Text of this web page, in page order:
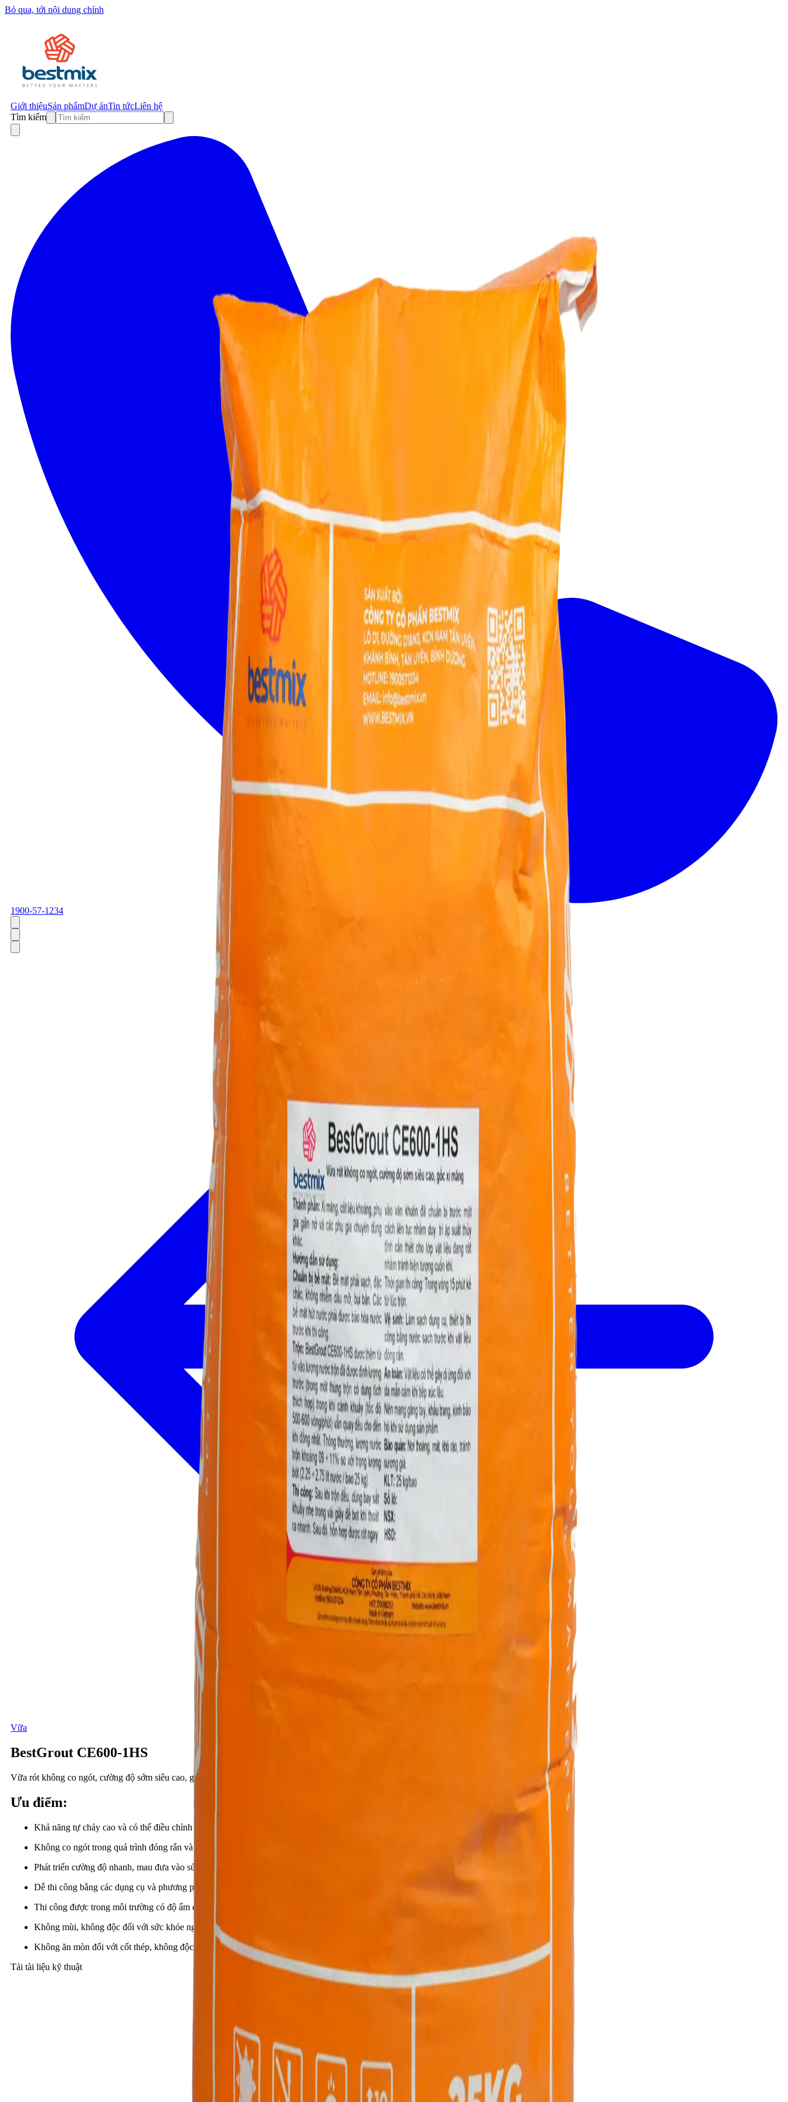
Bỏ qua, tới nội dung chính
Giới thiệuSản phẩmDự ánTin tứcLiên hệ
Tìm kiếm
1900-57-1234
Vữa
BestGrout CE600-1HS
Vữa rót không co ngót, cường độ sớm siêu cao, gốc xi măng.
Ưu điểm:
Khả năng tự chảy cao và có thể điều chỉnh được dễ dàng.
Không co ngót trong quá trình đóng rắn và phát triển cường độ nên ổn định kích thước rất tốt.
Phát triển cường độ nhanh, mau đưa vào sử dụng.
Dễ thi công bằng các dụng cụ và phương pháp đơn giản.
Thi công được trong môi trường có độ ẩm cao.
Không mùi, không độc đối với sức khỏe người thi công.
Không ăn mòn đối với cốt thép, không độc, không gây ô nhiễm nguồn nước sinh hoạt khi tiếp xúc trực tiếp với vật liệu.
Tải tài liệu kỹ thuật